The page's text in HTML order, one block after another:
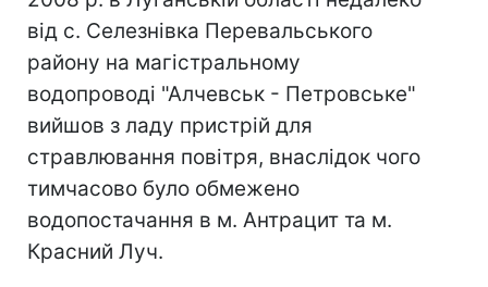
від с. Селезнівка Перевальського
району на магістральному
водопроводі "Алчевськ - Петровське"
вийшов з ладу пристрій для
стравлювання повітря, внаслідок чого
тимчасово було обмежено
водопостачання в м. Антрацит та м.
Красний Луч.